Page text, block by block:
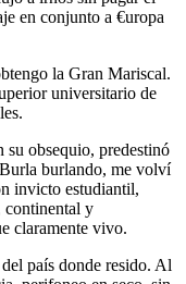
en conjunto a €uropa
la Gran Mariscal.
universitario de
su obsequio, predestinó
burlando, me volví
invicto estudiantil,
continental y
claramente vivo.
país donde resido. Al